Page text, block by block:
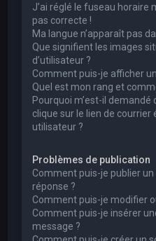
J’ai réglé le fuseau horaire
pas correcte !
Ma langue n’apparaît pas
Que signifient les images
d’utilisateur ?
Comment puis-je afficher
Quel est mon rang et
Pourquoi m’est-il
clique sur le lien de courrier
utilisateur ?
Problèmes de publication
Comment puis-je publier
réponse ?
Comment puis-je modifier
Comment puis-je insérer
message ?